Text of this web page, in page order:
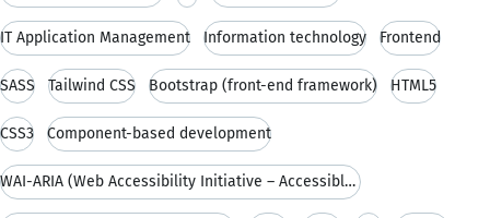
IT Application Management Information technology Frontend
SASS Tailwind CSS Bootstrap (front-end framework) HTML5
CSS3 Component-based development
WAI-ARIA (Web Accessibility Initiative – Accessible Rich Internet Applications)